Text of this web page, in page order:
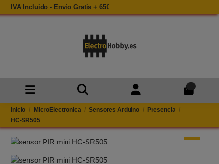
IVA Incluido - Envío Gratis + 65€
Inicio MicroElectronica Sensores Arduino
Presencia
HC‑SR505